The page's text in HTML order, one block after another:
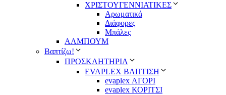
ΧΡΙΣΤΟΥΓΕΝΝΙΑΤΙΚΕΣ
Αρωματικά
Διάφορες
Μπάλες
ΑΛΜΠΟΥΜ
Βαπτίζω!
ΠΡΟΣΚΛΗΤΗΡΙΑ
EVAPLEX ΒΑΠΤΙΣΗ
evaplex ΑΓΟΡΙ
evaplex ΚΟΡΙΤΣΙ